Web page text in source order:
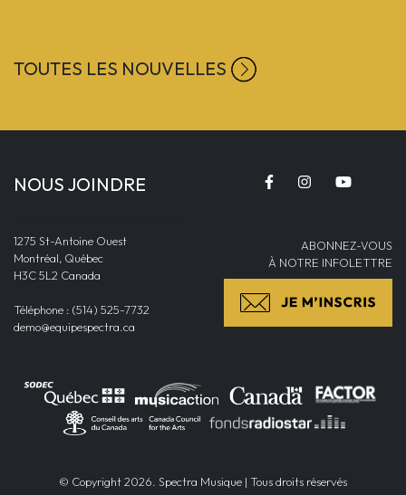
TOUTES LES NOUVELLES
NOUS JOINDRE
1275 St-Antoine Ouest
Montréal, Québec
H3C 5L2 Canada
Téléphone : (514) 525-7732
demo@equipespectra.ca
ABONNEZ-VOUS
À NOTRE INFOLETTRE
© Copyright 2026. Spectra Musique | Tous droits réservés